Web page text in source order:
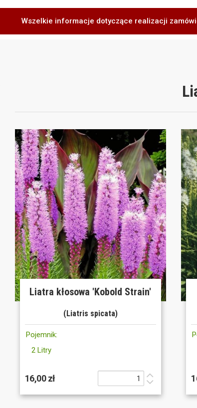
Wszelkie informacje dotyczące realizacji
Liatra kłosowa 'Kobold Strain'
(Liatris spicata)
Pojemnik:
2 Litry
16,00 zł